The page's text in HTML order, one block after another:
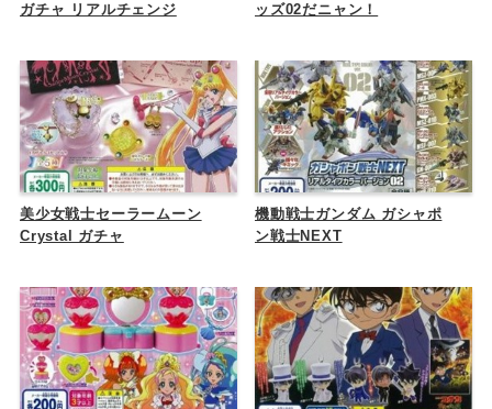
ガチャ リアルチェンジ
ッズ02だニャン！
美少女戦士セーラームーン
Crystal ガチャ
機動戦士ガンダム ガシャポ
ン戦士NEXT